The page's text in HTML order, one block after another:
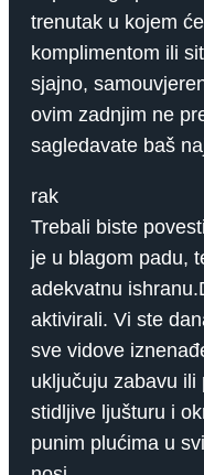
trenutak u kojem
komplimentom ili
sjajno,
ovim zadnjim ne
sagledavate baš
rak
Trebali biste
je u blagom padu,
adekvatnu
aktivirali. Vi ste
sve vidove
uključuju zabavu
stidljive ljušturu i
punim plućima u